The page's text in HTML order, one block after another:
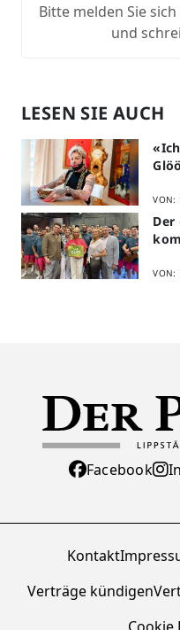
Bitte melden Sie
und
LESEN SIE AUCH
VON:
Der
VON:
Facebook
Kontakt
Verträge kündigen
Cookie